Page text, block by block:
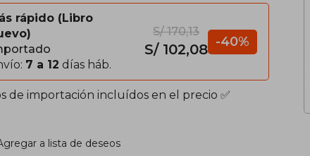
rápido
Libro
7 a 12 días háb.
S/ 170,13
S/ 102,08 -40%
de importación incluídos en el precio ✅
a lista de deseos